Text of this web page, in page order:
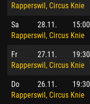
Rapperswil, Circus Knie
Sa 28.11.
15:00
Rapperswil, Circus Knie
Fr 27.11.
19:30
Rapperswil, Circus Knie
Do 26.11.
19:30
Rapperswil, Circus Knie